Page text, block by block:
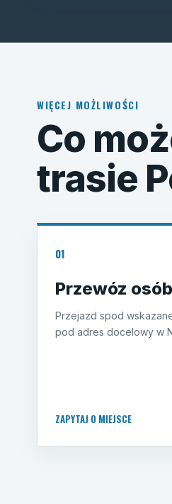
WIĘCEJ MOŻLIWOŚCI
Co
trasie
01
Przewóz osób
Przejazd spod
pod adres docelowy w
ZAPYTAJ O MIEJSCE